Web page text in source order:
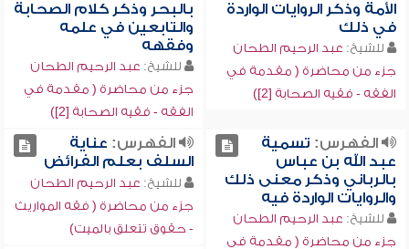
الأمة وذكر الروايات الواردة
في ذلك
للشيخ: عبد الرحيم الطحان
جزء من محاضرة ( مقدمة في
الفقه - فقيه الصحابة [2])
بالبحر وذكر كلام الصحابة
والتابعين في علمه
وفقهه
للشيخ: عبد الرحيم الطحان
جزء من محاضرة ( مقدمة في
الفقه - فقيه الصحابة [2])
الفهرس: تسمية
عبد الله بن عباس
بالرباني وذكر معنى ذلك
والروايات الواردة فيه
للشيخ: عبد الرحيم الطحان
جزء من محاضرة ( مقدمة في
الفهرس: عناية
السلف بعلم الفرائض
للشيخ: عبد الرحيم الطحان
جزء من محاضرة ( فقه المواريث
- حقوق تتعلق بالميت)